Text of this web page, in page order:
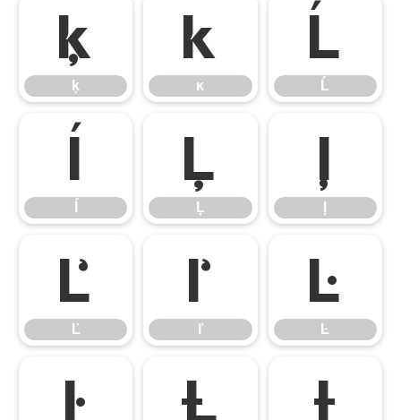
ķ
ķ
ĸ
ĸ
Ĺ
Ĺ
ĺ Ļ
Ļ
ļ
Ľ
Ľ
ľ
ľ
Ŀ
Ŀ
ŀ Ł ł